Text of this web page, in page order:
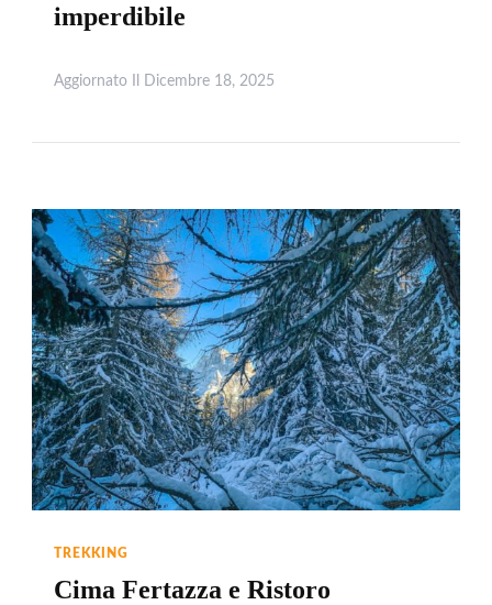
imperdibile
Aggiornato Il Dicembre 18, 2025
TREKKING
Cima Fertazza e Ristoro